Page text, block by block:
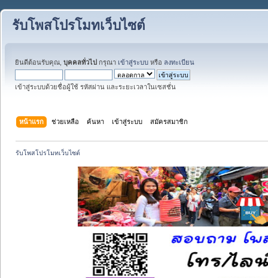
รับโพสโปรโมทเว็บไซต์
ยินดีต้อนรับคุณ, บุคคลทั่วไป กรุณา เข้าสู่ระบบ หรือ ลงทะเบียน
เข้าสู่ระบบด้วยชื่อผู้ใช้ รหัสผ่าน และระยะเวลาในเซสชั่น
หน้าแรก ช่วยเหลือ ค้นหา เข้าสู่ระบบ สมัครสมาชิก
รับโพสโปรโมทเว็บไซต์